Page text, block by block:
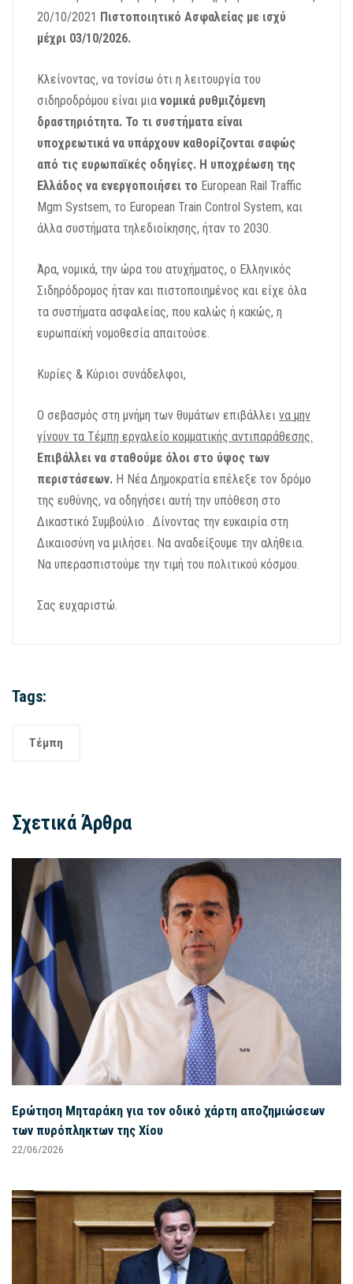
20/10/2021 Πιστοποιητικό Ασφαλείας με ισχύ
μέχρι 03/10/2026.
Κλείνοντας, να τονίσω ότι η λειτουργία του
σιδηροδρόμου είναι μια νομικά ρυθμιζόμενη
δραστηριότητα. Το τι συστήματα είναι
υποχρεωτικά να υπάρχουν καθορίζονται σαφώς
από τις ευρωπαϊκές οδηγίες. Η υποχρέωση της
Ελλάδος να ενεργοποιήσει το European Rail Traffic
Mgm Systsem, το European Train Control System, και
άλλα συστήματα τηλεδιοίκησης, ήταν το 2030.
Άρα, νομικά, την ώρα του ατυχήματος, ο Ελληνικός
Σιδηρόδρομος ήταν και πιστοποιημένος και είχε όλα
τα συστήματα ασφαλείας, που καλώς ή κακώς, η
ευρωπαϊκή νομοθεσία απαιτούσε.
Κυρίες & Κύριοι συνάδελφοι,
Ο σεβασμός στη μνήμη των θυμάτων επιβάλλει να μην
γίνουν τα Τέμπη εργαλείο κομματικής αντιπαράθεσης.
Επιβάλλει να σταθούμε όλοι στο ύψος των
περιστάσεων. Η Νέα Δημοκρατία επέλεξε τον δρόμο
της ευθύνης, να οδηγήσει αυτή την υπόθεση στο
Δικαστικό Συμβούλιο . Δίνοντας την ευκαιρία στη
Δικαιοσύνη να μιλήσει. Να αναδείξουμε την αλήθεια.
Να υπερασπιστούμε την τιμή του πολιτικού κόσμου.
Σας ευχαριστώ.
Tags:
Τέμπη
Σχετικά Άρθρα
Ερώτηση Μηταράκη για τον οδικό χάρτη αποζημιώσεων
των πυρόπληκτων της Χίου
22/06/2026